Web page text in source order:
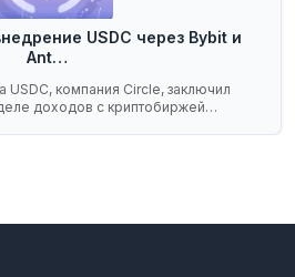
USDC через Bybit и
Ant…
USDC, компания Circle, заключил
доходов с криптобиржей…